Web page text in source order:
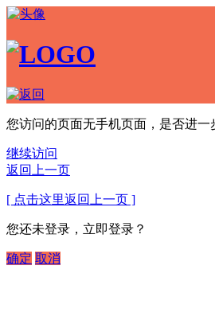
您访问的页面无手机页面，是否进一
继续访问
返回上一页
[ 点击这里返回上一页 ]
您还未登录，立即登录？
确定 取消